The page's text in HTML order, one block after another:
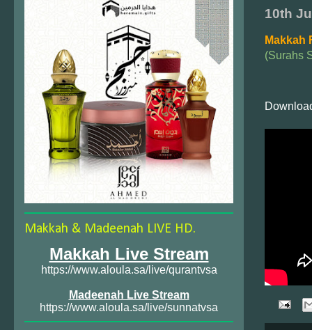
10th
Makkah
(Surahs
Makkah & Madeenah LIVE HD.
Makkah Live Stream
https://www.aloula.sa/live/qurantvsa
Madeenah Live Stream
https://www.aloula.sa/live/sunnatvsa